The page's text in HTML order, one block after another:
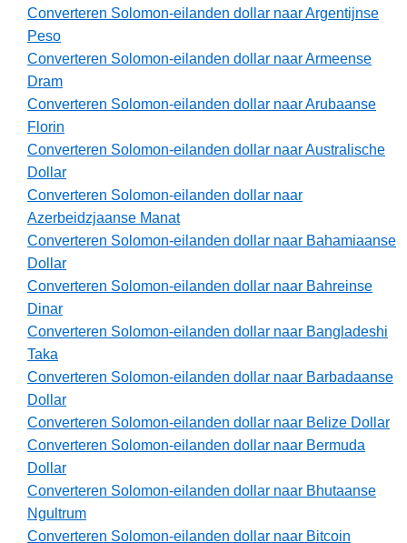
Converteren Solomon-eilanden dollar naar Argentijnse
Peso
Converteren Solomon-eilanden dollar naar Armeense
Dram
Converteren Solomon-eilanden dollar naar Arubaanse
Florin
Converteren Solomon-eilanden dollar naar Australische
Dollar
Converteren Solomon-eilanden dollar naar
Azerbeidzjaanse Manat
Converteren Solomon-eilanden dollar naar Bahamiaanse
Dollar
Converteren Solomon-eilanden dollar naar Bahreinse
Dinar
Converteren Solomon-eilanden dollar naar Bangladeshi
Taka
Converteren Solomon-eilanden dollar naar Barbadaanse
Dollar
Converteren Solomon-eilanden dollar naar Belize Dollar
Converteren Solomon-eilanden dollar naar Bermuda
Dollar
Converteren Solomon-eilanden dollar naar Bhutaanse
Ngultrum
Converteren Solomon-eilanden dollar naar Bitcoin